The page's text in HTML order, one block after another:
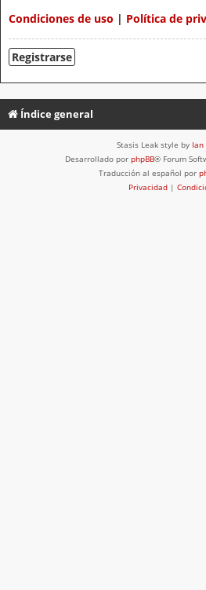
Condiciones de uso | Política de
Registrarse
Índice general
Stasis Leak style by Ian
Desarrollado por phpBB® Forum
Traducción al español por
Privacidad |